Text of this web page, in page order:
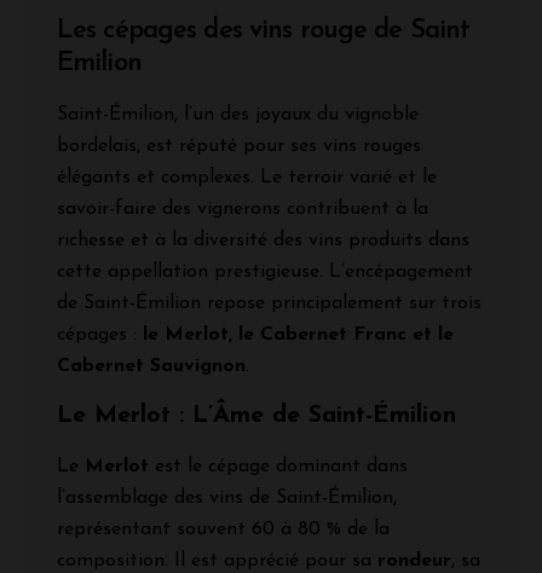
Les cépages des vins rouge de Saint
Emilion
Saint-Émilion, l’un des joyaux du vignoble
bordelais, est réputé pour ses vins rouges
élégants et complexes. Le terroir varié et le
savoir-faire des vignerons contribuent à la
richesse et à la diversité des vins produits dans
cette appellation prestigieuse. L’encépagement
de Saint-Émilion repose principalement sur trois
cépages :
le Merlot, le Cabernet Franc et le
Cabernet Sauvignon.
Le Merlot : L’Âme de Saint-Émilion
Le Merlot est le cépage dominant dans
l’assemblage des vins de Saint-Émilion,
représentant souvent 60 à 80 % de la
composition. Il est apprécié pour sa rondeur, sa